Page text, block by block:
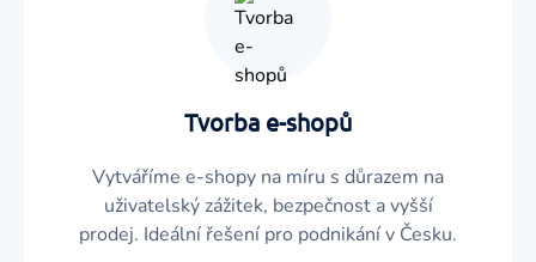
Tvorba e-shopů
Vytváříme e-shopy na míru s důrazem na
uživatelský zážitek, bezpečnost a vyšší
prodej. Ideální řešení pro podnikání v Česku.